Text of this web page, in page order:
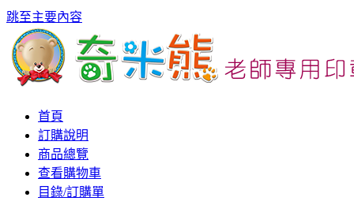
跳至主要內容
首頁
訂購說明
商品總覽
查看購物車
目錄/訂購單